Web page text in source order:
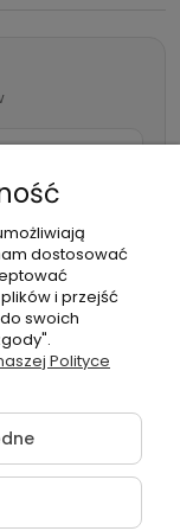
co jest
sprawdza się
okleiny
w trudno
narożnikach lub
ich trwałych
detailingowych
lub nieporęczne.
Zachariasz
dostosować
i przejść
swoich
Polityce